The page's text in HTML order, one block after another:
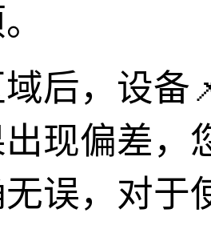
后，设备
现偏差，
误，对于